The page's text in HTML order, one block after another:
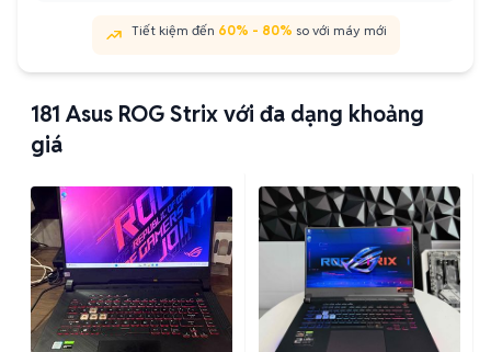
Tiết kiệm đến 60% - 80% so với máy mới
181 Asus ROG Strix với đa dạng khoảng
giá